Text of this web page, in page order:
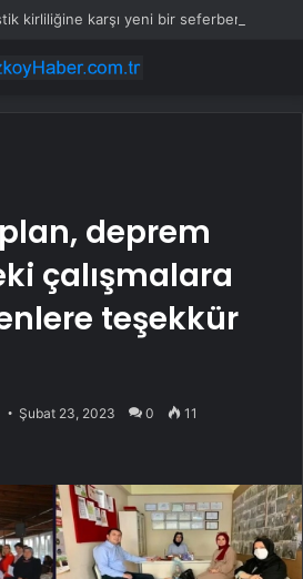
deprem
çalışmalara
teşekkür
Şubat 23, 2023 0 11